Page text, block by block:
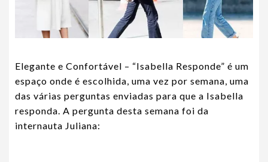
Elegante e Confortável – “Isabella Responde” é um
espaço onde é escolhida, uma vez por semana, uma
das várias perguntas enviadas para que a Isabella
responda. A pergunta desta semana foi da
internauta Juliana: